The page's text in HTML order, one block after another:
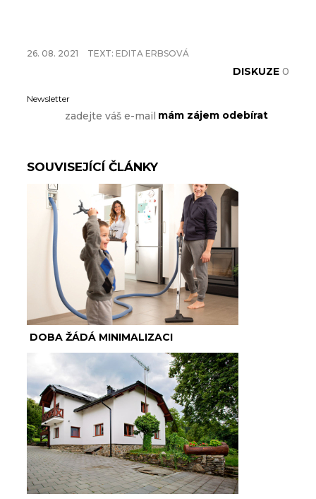
26. 08. 2021 TEXT: EDITA ERBSOVÁ
DISKUZE 0
Newsletter
SOUVISEJÍCÍ ČLÁNKY
DOBA ŽÁDÁ MINIMALIZACI